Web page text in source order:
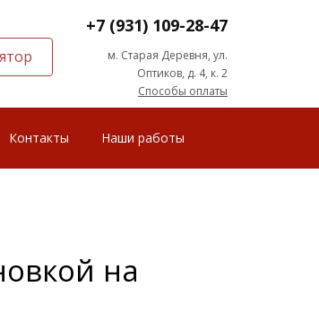
+7 (931) 109-28-47
м. Старая Деревня, ул.
Оптиков, д. 4, к. 2
Способы оплаты
Контакты Наши работы
на